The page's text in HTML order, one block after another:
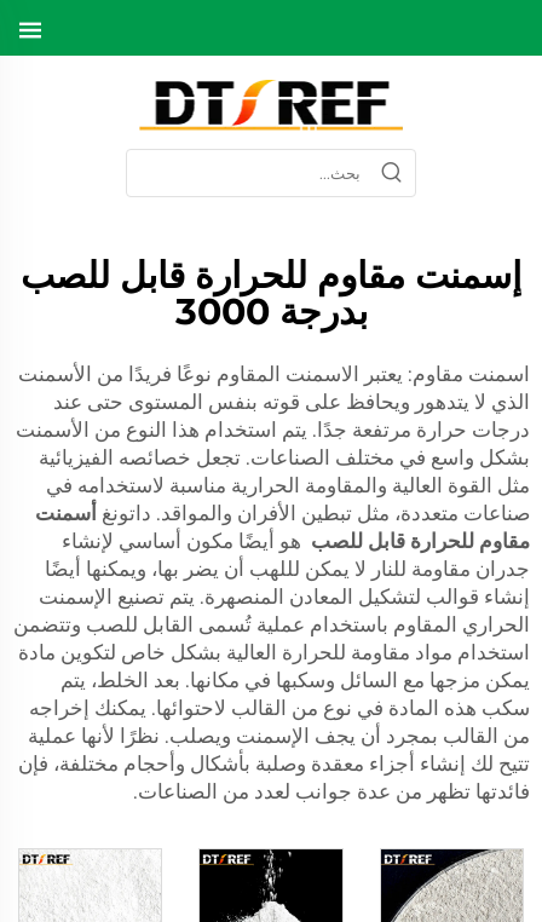
إسمنت مقاوم للحرارة قابل للصب
بدرجة 3000
اسمنت مقاوم: يعتبر الاسمنت المقاوم نوعًا فريدًا من الأسمنت
الذي لا يتدهور ويحافظ على قوته بنفس المستوى حتى عند
درجات حرارة مرتفعة جدًا. يتم استخدام هذا النوع من الأسمنت
بشكل واسع في مختلف الصناعات. تجعل خصائصه الفيزيائية
مثل القوة العالية والمقاومة الحرارية مناسبة لاستخدامه في
صناعات متعددة، مثل تبطين الأفران والمواقد. داتونغ أسمنت
مقاوم للحرارة قابل للصب هو أيضًا مكون أساسي لإنشاء
جدران مقاومة للنار لا يمكن لللهب أن يضر بها، ويمكنها أيضًا
إنشاء قوالب لتشكيل المعادن المنصهرة. يتم تصنيع الإسمنت
الحراري المقاوم باستخدام عملية تُسمى القابل للصب وتتضمن
استخدام مواد مقاومة للحرارة العالية بشكل خاص لتكوين مادة
يمكن مزجها مع السائل وسكبها في مكانها. بعد الخلط، يتم
سكب هذه المادة في نوع من القالب لاحتوائها. يمكنك إخراجه
من القالب بمجرد أن يجف الإسمنت ويصلب. نظرًا لأنها عملية
تتيح لك إنشاء أجزاء معقدة وصلبة بأشكال وأحجام مختلفة، فإن
فائدتها تظهر من عدة جوانب لعدد من الصناعات.